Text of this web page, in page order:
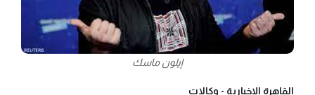
إيلون ماسك
القاهرة الإخبارية - وكالات